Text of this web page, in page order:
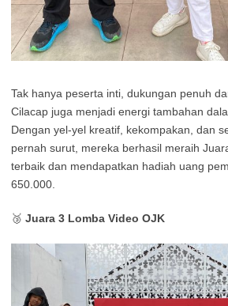
Tak hanya peserta inti, dukungan penuh
Cilacap juga menjadi energi tambahan
Dengan yel-yel kreatif, kekompakan, dan
pernah surut, mereka berhasil meraih
terbaik dan mendapatkan hadiah uang
650.000.
🥉 Juara 3 Lomba Video OJK